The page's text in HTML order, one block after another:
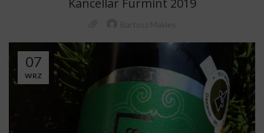
Kancellar Furmint 2019
07
WRZ